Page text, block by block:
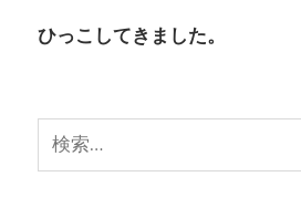
ひっこしてきました。